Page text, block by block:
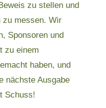
zu stellen und
zu messen. Wir
Sponsoren und
zu einem
haben, und
nächste Ausgabe
Schuss!